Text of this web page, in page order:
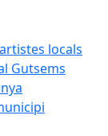
locals
Gutsems